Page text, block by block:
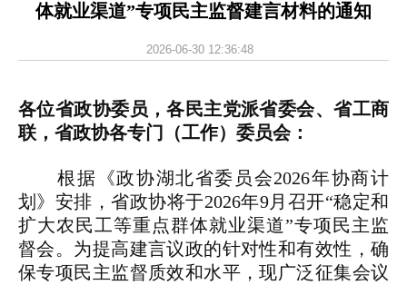
体就业渠道”专项民主监督建言材料的通知
2026-06-30 12:36:48
各位省政协委员，各民主党派省委会、省工商
联，省政协各专门（工作）委员会：
根据《政协湖北省委员会2026年协商计
划》安排，省政协将于2026年9月召开“稳定和
扩大农民工等重点群体就业渠道”专项民主监
督会。为提高建言议政的针对性和有效性，确
保专项民主监督质效和水平，现广泛征集会议